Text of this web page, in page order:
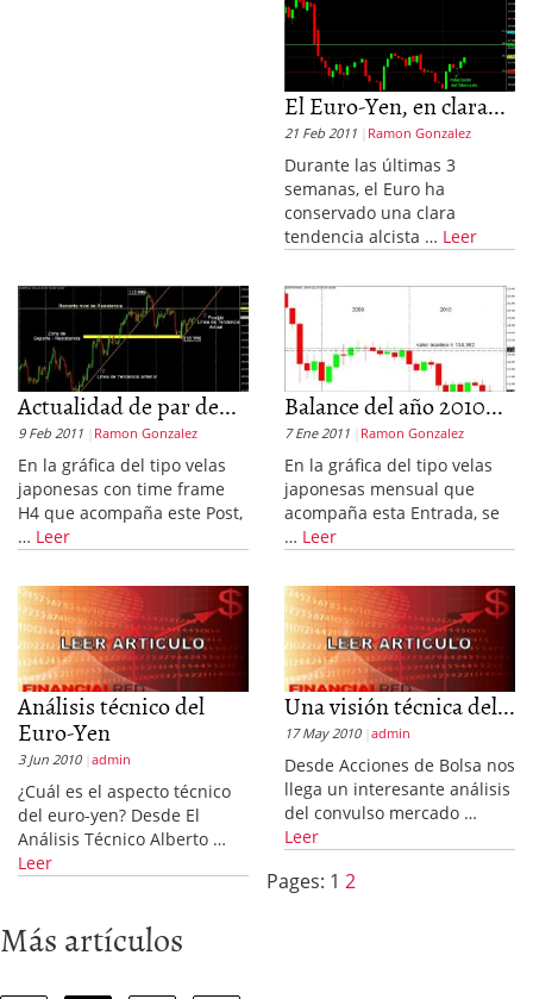
El Euro-Yen, en clara...
21 Feb 2011 Ramon Gonzalez
Durante las últimas 3
semanas, el Euro ha
conservado una clara
tendencia alcista … Leer
Actualidad de par de...
9 Feb 2011 Ramon Gonzalez
En la gráfica del tipo velas
japonesas con time frame
H4 que acompaña este Post,
… Leer
Balance del año 2010...
7 Ene 2011 Ramon Gonzalez
En la gráfica del tipo velas
japonesas mensual que
acompaña esta Entrada, se
… Leer
Análisis técnico del
Euro-Yen
3 Jun 2010 admin
¿Cuál es el aspecto técnico
del euro-yen? Desde El
Análisis Técnico Alberto …
Leer
Una visión técnica del...
17 May 2010 admin
Desde Acciones de Bolsa nos
llega un interesante análisis
del convulso mercado …
Leer
Pages: 1 2
Más artículos